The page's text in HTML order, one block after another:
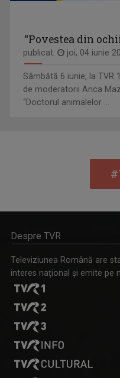
“Povestea din
publicat: joi, 04 iunie
Sâmbătă 6 iunie, la TVR
de moderatorii Anca
“Doctorul animalelor ...
Despre TVR
Televiziunea Română are
interes naţional şi emite pe